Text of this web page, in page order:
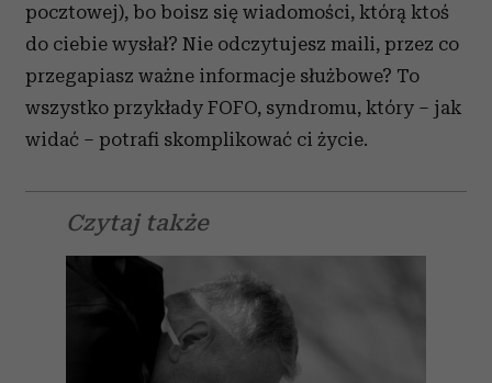
pocztowej), bo boisz się wiadomości, którą ktoś
do ciebie wysłał? Nie odczytujesz maili, przez co
przegapiasz ważne informacje służbowe? To
wszystko przykłady FOFO, syndromu, który – jak
widać – potrafi skomplikować ci życie.
Czytaj także